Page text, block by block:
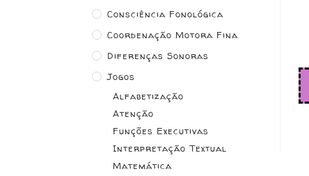
Consciência Fonológica
Coordenação Motora Fina
Diferenças Sonoras
Jogos
Alfabetização
Atenção
Funções Executivas
Interpretação Textual
Matemática